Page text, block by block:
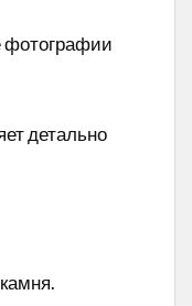
фотографии
детально